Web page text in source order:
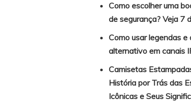
Como escolher uma
de segurança? Veja 7
Como usar legendas e
alternativo em canais
Camisetas
História por Trás das
Icônicas e Seus